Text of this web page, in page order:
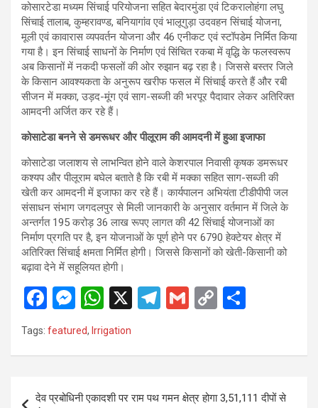
कोसारटेडा मध्यम सिंचाई परियोजना सहित बेदारमुंडा एवं टिकरालोहंगा लघु
सिंचाई तालाब, कुम्हरावण्ड, बनियागांव एवं भालूगुड़ा उदवहन सिंचाई योजना,
मूली एवं कावारास व्यपवर्तन योजना और 46 एनीकट एवं स्टॉपडेम निर्मित किया
गया है। इन सिंचाई साधनों के निर्माण एवं सिंचित रकबा में वृद्धि के फलस्वरूप
अब किसानों में नकदी फसलों की ओर रुझान बढ़ रहा है। जिससे बस्तर जिले
के किसान आवश्यकता के अनुरूप खरीफ फसल में सिंचाई करते हैं और रबी
सीजन में मक्का, उड़द-मूंग एवं साग-सब्जी की भरपूर पैदावार लेकर अतिरिक्त
आमदनी अर्जित कर रहे हैं।
कोसाटेडा बनने से डमरूधर और पीलूराम की आमदनी में हुआ इजाफा
कोसाटेडा जलाशय से लाभन्वित होने वाले केशरपाल निवासी कृषक डमरूधर
कश्यप और पीलूराम बघेल बताते है कि रबी में मक्का सहित साग-सब्जी की
खेती कर आमदनी में इजाफा कर रहे हैं। कार्यपालन अभियंता टीडीपीपी जल
संसाधन संभाग जगदलपुर से मिली जानकारी के अनुसार वर्तमान में जिले के
अन्तर्गत 195 करोड़ 36 लाख रूपए लागत की 42 सिंचाई योजनाओं का
निर्माण प्रगति पर है, इन योजनाओं के पूर्ण होने पर 6790 हेक्टेयर क्षेत्र में
अतिरिक्त सिंचाई क्षमता निर्मित होगी। जिससे किसानों को खेती-किसानी को
बढ़ावा देने में सहूलियत होगी।
F
a
o
M
es
se
g
W
h
at
A
X
T
a
G
C
n
Tags: featured, Irrigation
Post
देव प्रबोधिनी एकादशी पर राम पथ गमन क्षेत्र होगा 3,51,111 दीपों से